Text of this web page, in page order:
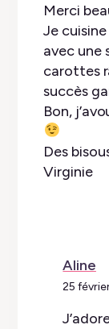
Merci
Je
avec une
carottes
succès
Bon,
Des
Virginie
Aline
25